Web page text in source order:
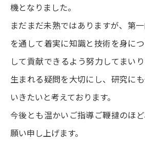
機となりました。
まだまだ未熟ではありますが、第
を通して着実に知識と技術を身に
して貢献できるよう努力してまい
生まれる疑問を大切にし、研究に
いきたいと考えております。
今後とも温かいご指導ご鞭撻のほ
願い申し上げます。